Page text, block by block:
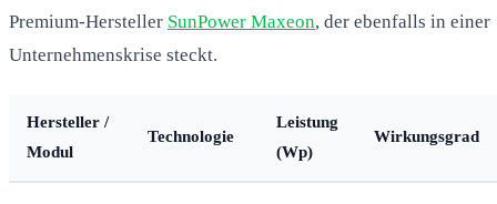
Premium-Hersteller SunPower Maxeon, der ebenfalls in einer
Unternehmenskrise steckt.
Hersteller /
Modul
Technologie
Leistung
(Wp)
Wirkungsgrad